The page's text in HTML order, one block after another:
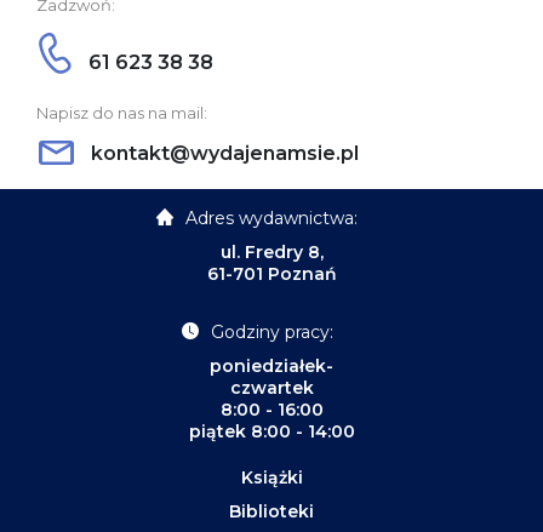
Zadzwoń:
61 623 38 38
Napisz do nas na mail:
kontakt@wydajenamsie.pl
Adres wydawnictwa:
ul. Fredry 8,
61-701 Poznań
Godziny pracy:
poniedziałek-
czwartek
8:00 - 16:00
piątek 8:00 - 14:00
Książki
Biblioteki